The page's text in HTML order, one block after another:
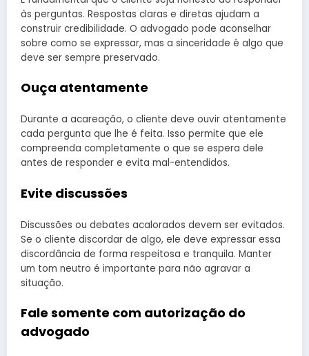
às perguntas. Respostas claras e diretas ajudam a
construir credibilidade. O advogado pode aconselhar
sobre como se expressar, mas a sinceridade é algo que
deve ser sempre preservado.
Ouça atentamente
Durante a acareação, o cliente deve ouvir atentamente
cada pergunta que lhe é feita. Isso permite que ele
compreenda completamente o que se espera dele
antes de responder e evita mal-entendidos.
Evite discussões
Discussões ou debates acalorados devem ser evitados.
Se o cliente discordar de algo, ele deve expressar essa
discordância de forma respeitosa e tranquila. Manter
um tom neutro é importante para não agravar a
situação.
Fale somente com autorização do
advogado